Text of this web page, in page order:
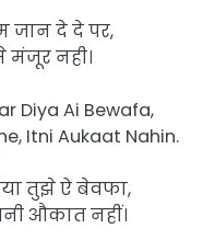
जान दे दे पर,
नही।
Diya Ai Bewafa,
Itni Aukaat Nahin.
तुझे ऐ बेवफा,
औकात नहीं।